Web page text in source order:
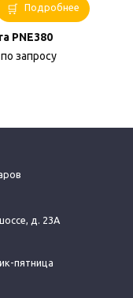
Подробнее
PNE380
запросу
д. 23А
пятница